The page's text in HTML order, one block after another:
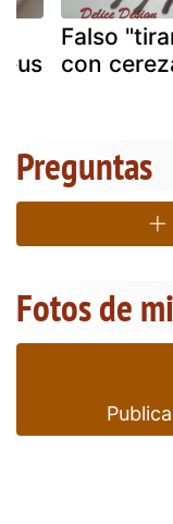
Falso
con
Preguntas
Fotos de